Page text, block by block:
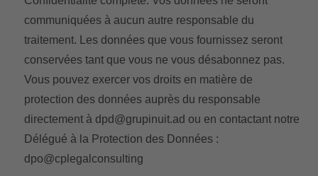
communiquées à aucun autre responsable du
traitement. Les données que vous fournissez seront
conservées tant que vous ne vous désabonnez pas.
Vous pouvez exercer vos droits en matière de
protection des données auprès du responsable
directement àdpd@grupinuit.ad ou en contactant notre
Délégué à la Protection des Données :
dpo@cplegalconsulting